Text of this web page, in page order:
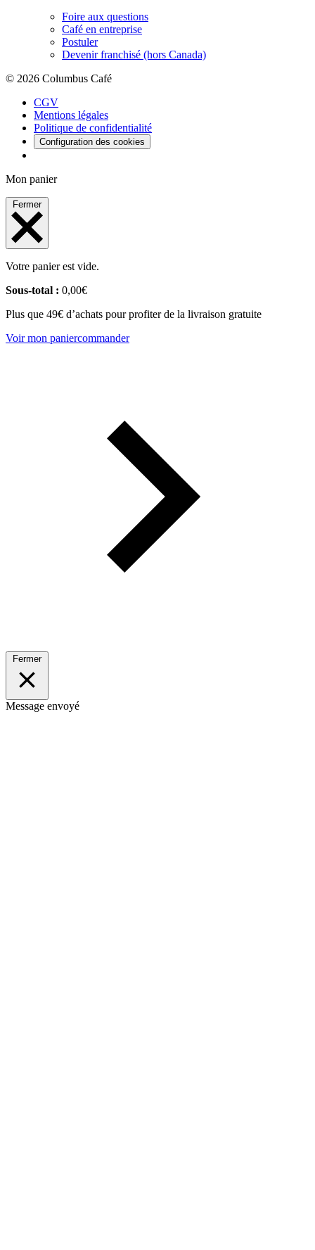
Foire aux questions
Café en entreprise
Postuler
Devenir franchisé (hors Canada)
© 2026 Columbus Café
CGV
Mentions légales
Politique de confidentialité
Configuration des cookies
Mon panier
Fermer
Votre panier est vide.
Sous-total : 0,00€
Plus que 49€ d’achats pour profiter de la livraison gratuite
Voir mon paniercommander
Fermer
Message envoyé